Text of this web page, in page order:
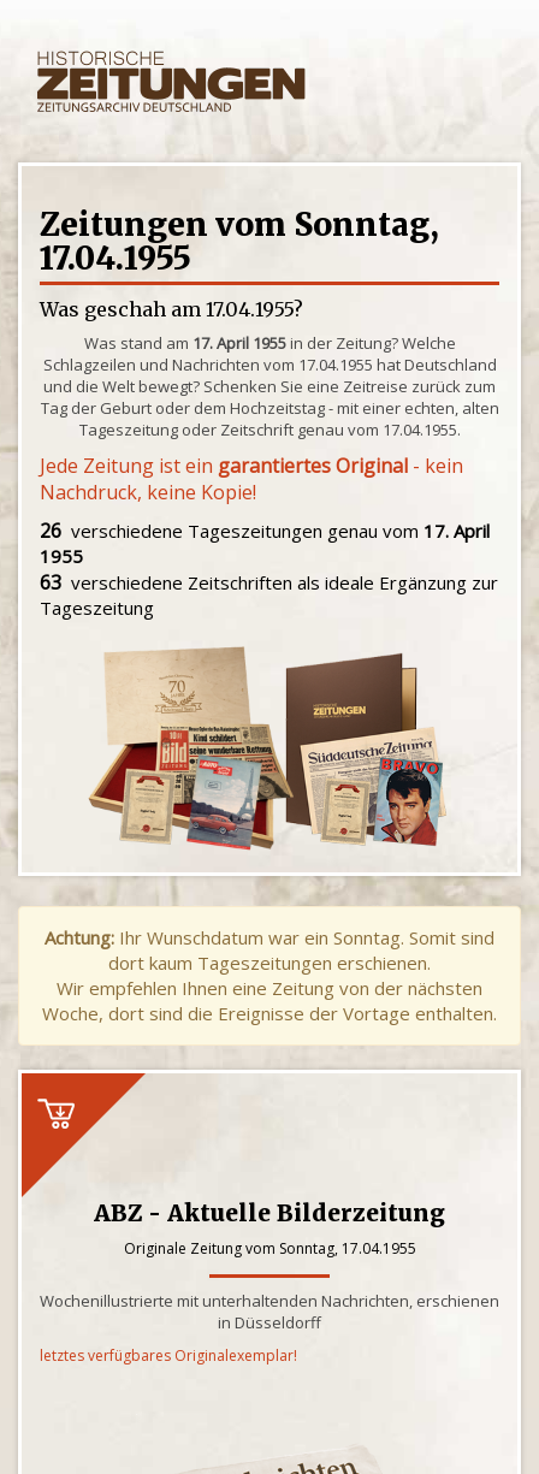
Zeitungen vom Sonntag,
17.04.1955
Was geschah am 17.04.1955?
Was stand am 17. April 1955in der Zeitung? Welche
Schlagzeilen und Nachrichten vom 17.04.1955 hat Deutschland
und die Welt bewegt? Schenken Sie eine Zeitreise zurück zum
Tag der Geburt oder dem Hochzeitstag - mit einer echten, alten
Tageszeitung oder Zeitschrift genau vom 17.04.1955.
Jede Zeitung ist ein garantiertes Original - kein
Nachdruck, keine Kopie!
26 verschiedene Tageszeitungen genau vom 17. April
1955
63 verschiedene Zeitschriften als ideale Ergänzung zur
Tageszeitung
Achtung: Ihr Wunschdatum war ein Sonntag. Somit sind
dort kaum Tageszeitungen erschienen.
Wir empfehlen Ihnen eine Zeitung von der nächsten
Woche, dort sind die Ereignisse der Vortage enthalten.
ABZ - Aktuelle Bilderzeitung
Originale Zeitung vom Sonntag, 17.04.1955
Wochenillustrierte mit unterhaltenden Nachrichten, erschienen
in Düsseldorff
letztes verfügbares Originalexemplar!